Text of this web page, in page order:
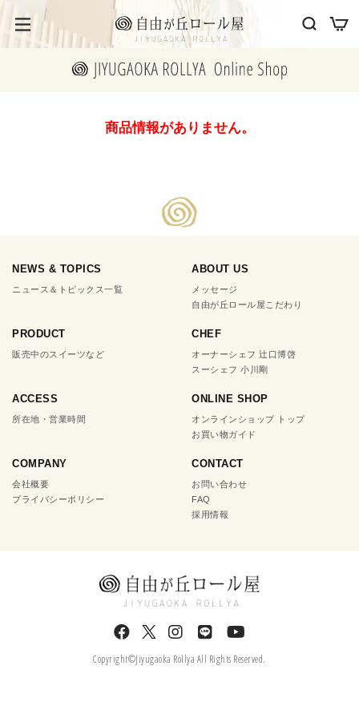
商品情報がありません。
NEWS & TOPICS
ニュース＆トピックス一覧
ABOUT US
メッセージ
自由が丘ロール屋こだわり
PRODUCT
販売中のスイーツなど
CHEF
オーナーシェフ 辻口博啓
スーシェフ 小川剛
ACCESS
所在地・営業時間
ONLINE SHOP
オンラインショップ トップ
お買い物ガイド
COMPANY
会社概要
プライバシーポリシー
CONTACT
お問い合わせ
FAQ
採用情報
Copyright©Jiyugaoka Rollya All Rights Reserved.